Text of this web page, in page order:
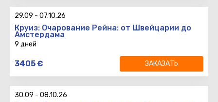
29.09 - 07.10.26
Круиз: Очарование Рейна: от Швейцарии до
Амстердама
9 дней
Вылет:
8 ночей
3405€ ЗАКАЗАТЬ
30.09 - 08.10.26